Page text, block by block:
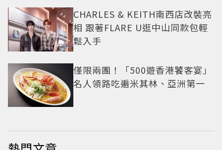
CHARLES & KEITH南西店改裝亮
相 跟著FLARE U逛中山同款包輕
鬆入手
僅限兩團！「500遊香港饕客宴」
名人領路吃遍米其林、亞洲第一